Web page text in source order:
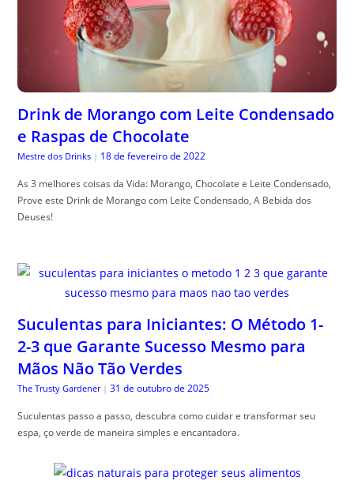
Drink de Morango com Leite Condensado
e Raspas de Chocolate
Mestre dos Drinks | 18 de fevereiro de 2022
As 3 melhores coisas da Vida: Morango, Chocolate e Leite Condensado,
Prove este Drink de Morango com Leite Condensado, A Bebida dos
Deuses!
Suculentas para Iniciantes: O Método 1-
2-3 que Garante Sucesso Mesmo para
Mãos Não Tão Verdes
The Trusty Gardener | 31 de outubro de 2025
Suculentas passo a passo, descubra como cuidar e transformar seu
espa, ço verde de maneira simples e encantadora.